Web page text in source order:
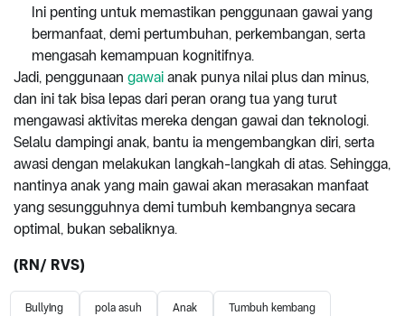
Ini penting untuk memastikan penggunaan gawai yang
bermanfaat, demi pertumbuhan, perkembangan, serta
mengasah kemampuan kognitifnya.
Jadi, penggunaan gawai anak punya nilai plus dan minus,
dan ini tak bisa lepas dari peran orang tua yang turut
mengawasi aktivitas mereka dengan gawai dan teknologi.
Selalu dampingi anak, bantu ia mengembangkan diri, serta
awasi dengan melakukan langkah-langkah di atas. Sehingga,
nantinya anak yang main gawai akan merasakan manfaat
yang sesungguhnya demi tumbuh kembangnya secara
optimal, bukan sebaliknya.
(RN/ RVS)
Bullying pola asuh Anak Tumbuh kembang